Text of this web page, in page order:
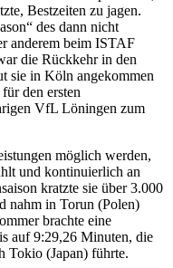
Bestzeiten zu jagen.
des dann nicht
anderem beim ISTAF
die Rückkehr in den
sie in Köln angekommen
den ersten
VfL Löningen zum
möglich werden,
und kontinuierlich an
kratzte sie über 3.000
nahm in Torun (Polen)
brachte eine
auf 9:29,26 Minuten, die
Tokio (Japan) führte.